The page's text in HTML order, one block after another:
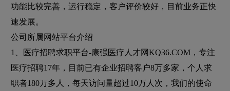
功能比较完善，运行稳定，客户评价较好，目前业务正快
速发展。
公司所属网站平台介绍
1、医疗招聘求职平台-康强医疗人才网KQ36.COM，专注
医疗招聘17年，目前已有企业招聘客户8万多家，个人求
职者180万多人，每天访问量超过10万人次，我们的使命